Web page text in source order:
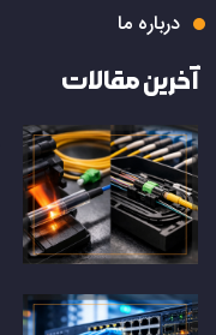
درباره ما
آخرین مقالات